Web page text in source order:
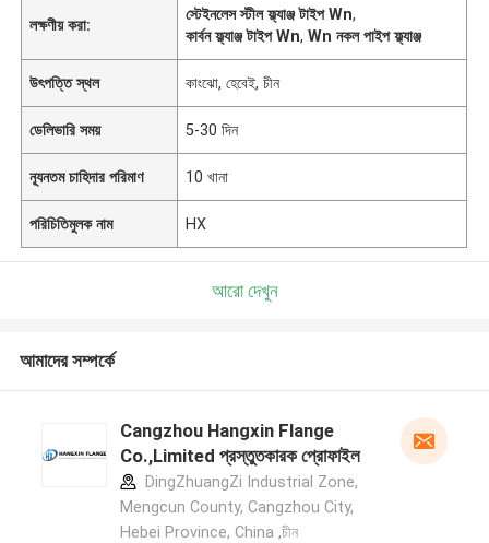
লক্ষণীয় করা:
স্টেইনলেস স্টীল ফ্ল্যাঞ্জ টাইপ Wn,
কার্বন ফ্ল্যাঞ্জ টাইপ Wn,Wn নকল পাইপ ফ্ল্যাঞ্জ
উৎপত্তি স্থল কাংঝো, হেবেই, চীন
ডেলিভারি সময় 5-30 দিন
ন্যূনতম চাহিদার পরিমাণ 10 খানা
পরিচিতিমুলক নাম HX
আরো দেখুন
আমাদের সম্পর্কে
Cangzhou Hangxin Flange
Co.,Limited প্রস্তুতকারক প্রোফাইল
DingZhuangZi Industrial Zone,
Mengcun County, Cangzhou City,
Hebei Province, China ,চীন